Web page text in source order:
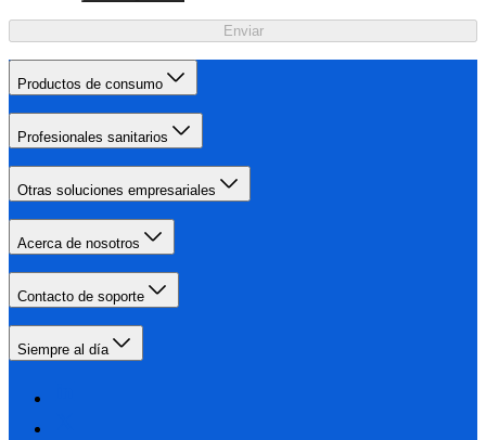
Enviar
Productos de consumo
Profesionales sanitarios
Otras soluciones empresariales
Acerca de nosotros
Contacto de soporte
Siempre al día